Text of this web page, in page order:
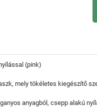
(pink)
mely tökéletes kiegészítő
anyagból, csepp alakú